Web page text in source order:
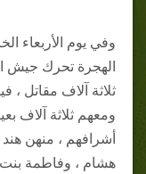
وفي يوم الأربعاء
الهجرة تحرك جيش
ثلاثة آلاف مقاتل ،
ومعهم ثلاثة آلاف
أشرافهم ، منهن
هشام ، وفاطمة بنت